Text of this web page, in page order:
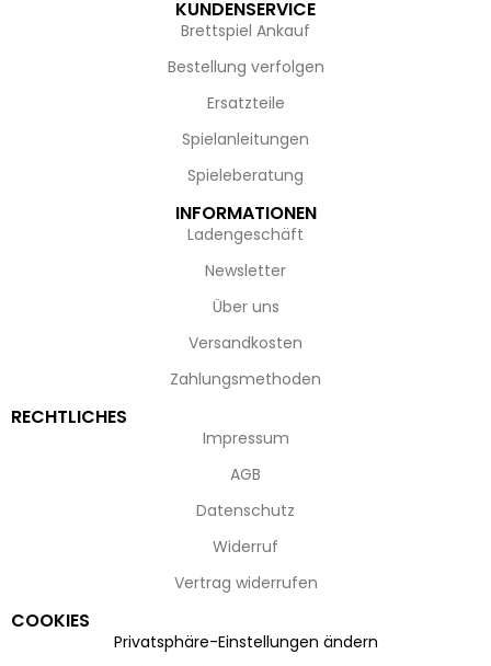
KUNDENSERVICE
Brettspiel Ankauf
Bestellung verfolgen
Ersatzteile
Spielanleitungen
Spieleberatung
INFORMATIONEN
Ladengeschäft
Newsletter
Über uns
Versandkosten
Zahlungsmethoden
RECHTLICHES
Impressum
AGB
Datenschutz
Widerruf
Vertrag widerrufen
COOKIES
Privatsphäre-Einstellungen ändern